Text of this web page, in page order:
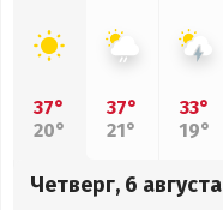
37°
20°
37°
21°
33°
19°
Четверг, 6 августа